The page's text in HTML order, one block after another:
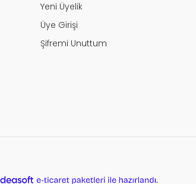
Yeni Üyelik
Üye Girişi
Şifremi Unuttum
ideasoft e-